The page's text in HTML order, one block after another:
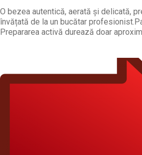
O bezea autentică, aerată și delicată,
învățată de la un bucătar
Prepararea activă durează doar